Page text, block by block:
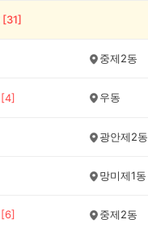
[31]
중제2동
[4] 우동
광안제2동
망미제1동
[6] 중제2동